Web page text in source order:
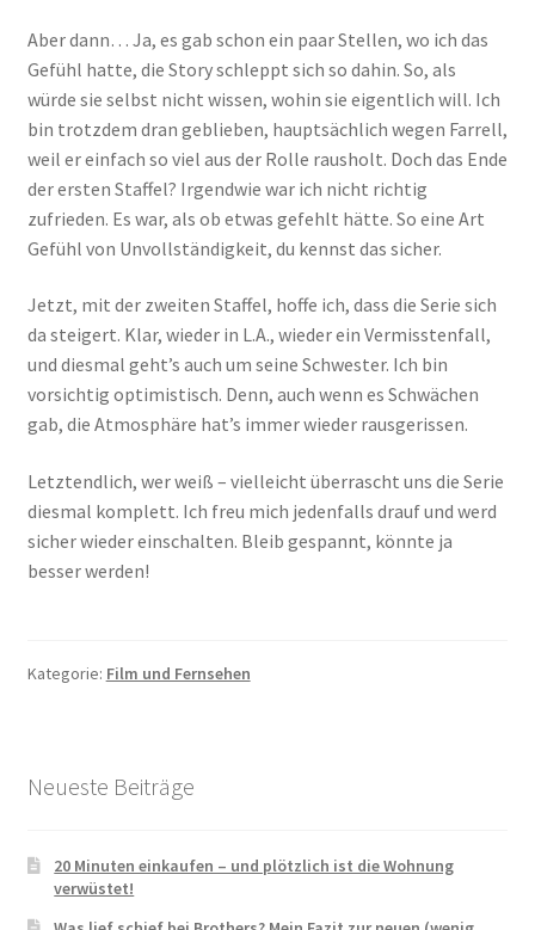
Aber dann… Ja, es gab schon ein paar Stellen, wo ich das
Gefühl hatte, die Story schleppt sich so dahin. So, als
würde sie selbst nicht wissen, wohin sie eigentlich will. Ich
bin trotzdem dran geblieben, hauptsächlich wegen Farrell,
weil er einfach so viel aus der Rolle rausholt. Doch das Ende
der ersten Staffel? Irgendwie war ich nicht richtig
zufrieden. Es war, als ob etwas gefehlt hätte. So eine Art
Gefühl von Unvollständigkeit, du kennst das sicher.
Jetzt, mit der zweiten Staffel, hoffe ich, dass die Serie sich
da steigert. Klar, wieder in L.A., wieder ein Vermisstenfall,
und diesmal geht’s auch um seine Schwester. Ich bin
vorsichtig optimistisch. Denn, auch wenn es Schwächen
gab, die Atmosphäre hat’s immer wieder rausgerissen.
Letztendlich, wer weiß – vielleicht überrascht uns die Serie
diesmal komplett. Ich freu mich jedenfalls drauf und werd
sicher wieder einschalten. Bleib gespannt, könnte ja
besser werden!
Kategorie: Film und Fernsehen
Neueste Beiträge
20 Minuten einkaufen – und plötzlich ist die Wohnung
verwüstet!